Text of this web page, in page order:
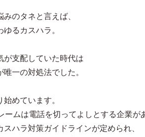
のタネと言えば、
るカスハラ。
が支配していた時代は
一の対処法でした。
めています。
ムは電話を切ってよしとする企業が
ハラ対策ガイドラインが定められ、